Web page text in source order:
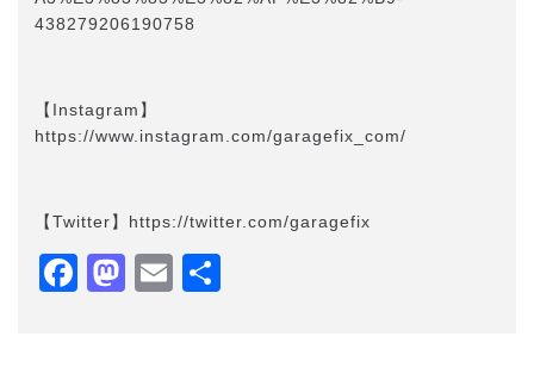
438279206190758
【Instagram】
https://www.instagram.com/garagefix_com/
【Twitter】https://twitter.com/garagefix
Facebook
Mastodon
Email